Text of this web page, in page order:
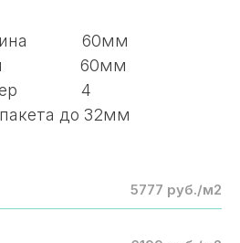
60мм
60мм
камер 4
до 32мм
5777 руб./м2